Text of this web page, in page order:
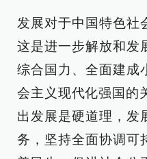
发展对于中国特色社
这是进一步解放和发
综合国力、全面建成
会主义现代化强国的
出发展是硬道理，发
务，坚持全面协调可